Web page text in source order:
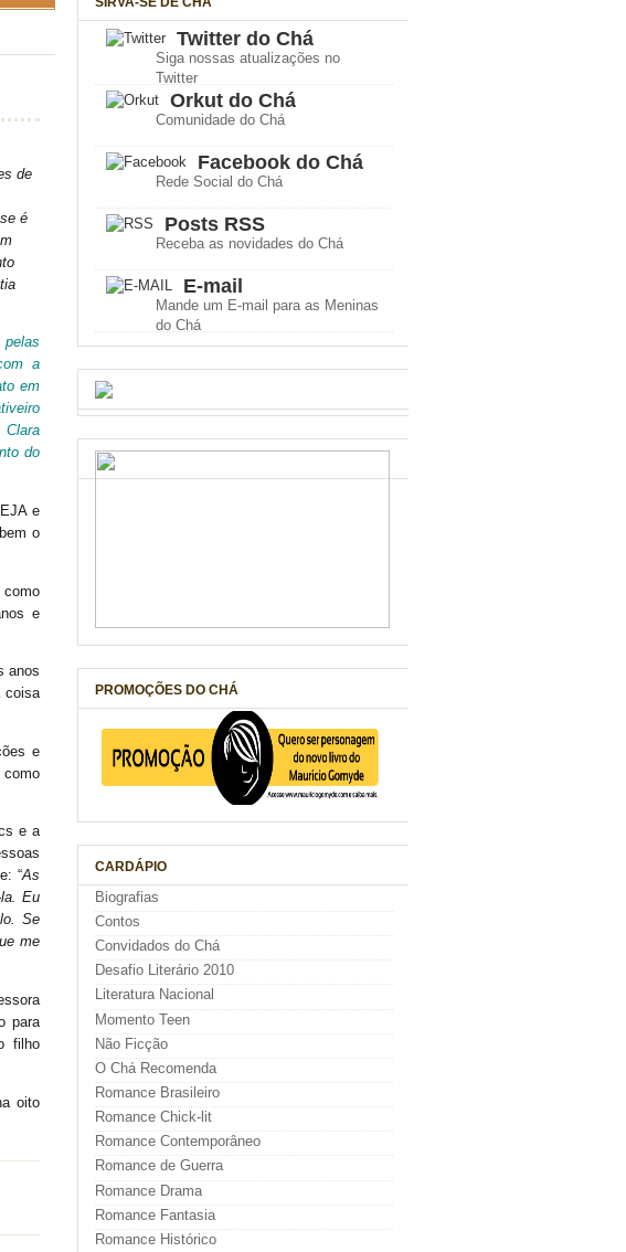
de
é
a
em
do
e
o
e
anos
coisa
e
como
e a
“As
Eu
Se
me
para
filho
oito
Twitter do Chá
Siga nossas atualizações no
Twitter
Orkut do Chá
Comunidade do Chá
Facebook do Chá
Rede Social do Chá
Posts RSS
Receba as novidades do Chá
E-mail
Mande um E-mail para as Meninas
do Chá
PROMOÇÕES DO CHÁ
CARDÁPIO
Biografias
Contos
Convidados do Chá
Desafio Literário 2010
Literatura Nacional
Momento Teen
Não Ficção
O Chá Recomenda
Romance Brasileiro
Romance Chick-lit
Romance Contemporâneo
Romance de Guerra
Romance Drama
Romance Fantasia
Romance Histórico